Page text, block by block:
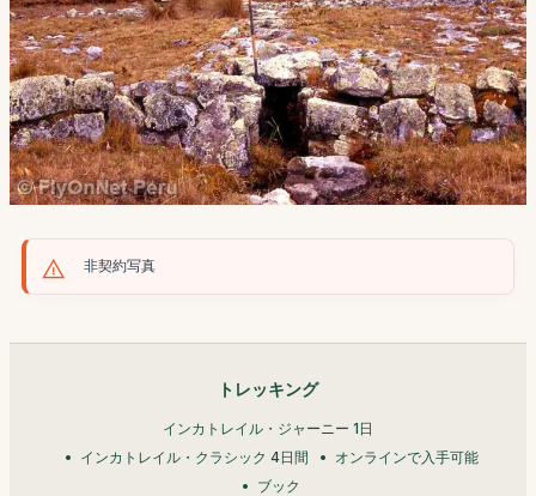
非契約写真
トレッキング
インカトレイル・ジャーニー 1日
インカトレイル・クラシック 4日間
オンラインで入手可能
ブック